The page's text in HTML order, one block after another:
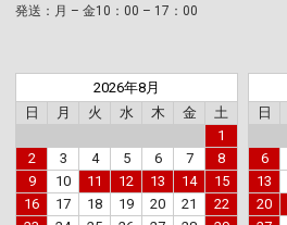
発送：月 – 金10：00 – 17：00
2026年8月
日
月 火 水 木 金
土
1
2
3 4 5 6 7
8
9
10 11 12 13 14
15
16
17 18 19 20 21
22
日
6
13
20